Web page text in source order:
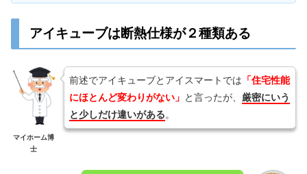
アイキューブは断熱仕様が２種類ある
マイホーム博
士
前述でアイキューブとアイスマートでは 「住宅性能
にほとんど変わりがない」 と言ったが、 厳密にいう
と少しだけ違いがある。